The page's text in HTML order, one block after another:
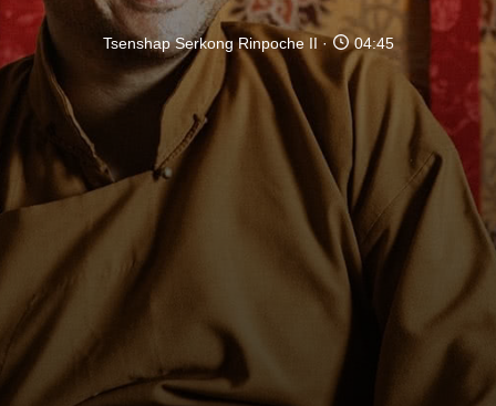
Tsenshap Serkong Rinpoche II 04:45